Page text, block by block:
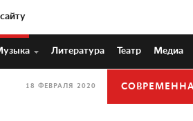
Литература Театр Медиа
18 ФЕВРАЛЯ 2020